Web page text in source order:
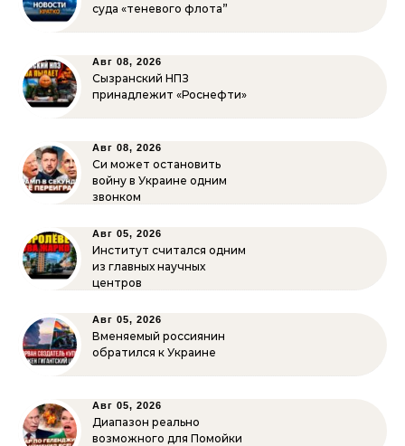
суда «теневого флота”
Авг 08, 2026
Сызранский НПЗ
принадлежит «Роснефти»
Авг 08, 2026
Си может остановить
войну в Украине одним
звонком
Авг 05, 2026
Институт считался одним
из главных научных
центров
Авг 05, 2026
Вменяемый россиянин
обратился к Украине
Авг 05, 2026
Диапазон реально
возможного для Помойки